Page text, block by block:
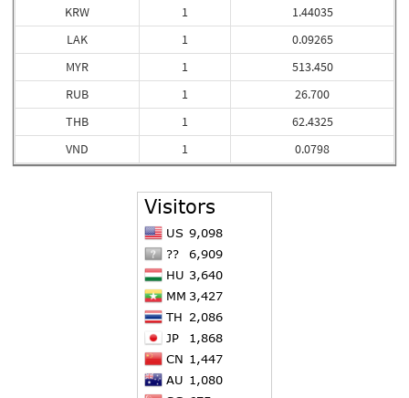
KRW
LAK
MYR
RUB
THB
VND
1
1
1
1
1
1
1.44035
0.09265
513.450
26.700
62.4325
0.0798